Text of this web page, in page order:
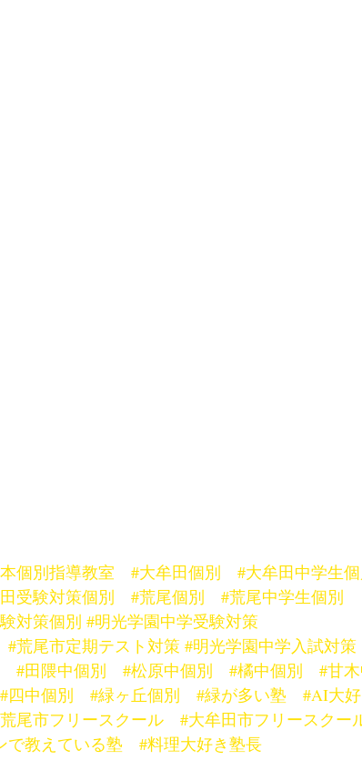
個別指導教室 #大牟田個別
#大牟田中学生
受験対策個別 #荒尾個別
#荒尾中学生個別
対策個別 #明光学園中学受験対策
#荒尾市定期テスト対策 #明光学園中学入試対策
#田隈中個別 #松原中個別 #橘中個別
#甘
#四中個別 #緑ヶ丘個別 #緑が多い塾
#AI大
尾市フリースクール
#大牟田市フリースクー
で教えている塾
#料理大好き塾長